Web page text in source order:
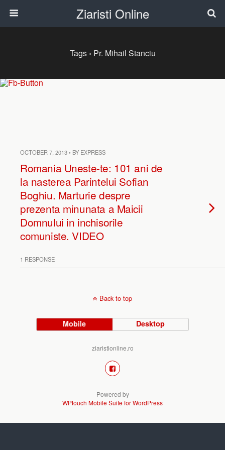
Ziaristi Online
Tags › Pr. Mihail Stanciu
OCTOBER 7, 2013 • BY EXPRESS
Romania Uneste-te: 101 ani de
la nasterea Parintelui Sofian
Boghiu. Marturie despre
prezenta minunata a Maicii
Domnului in inchisorile
comuniste. VIDEO
1 RESPONSE
Back to top
Mobile Desktop
ziaristionline.ro
Powered by
WPtouch Mobile Suite for WordPress